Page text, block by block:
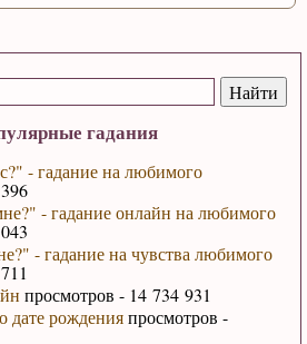
гадания
- гадание на любимого
- гадание онлайн на любимого
- гадание на чувства любимого
просмотров - 14 734 931
дате рожденияпросмотров -